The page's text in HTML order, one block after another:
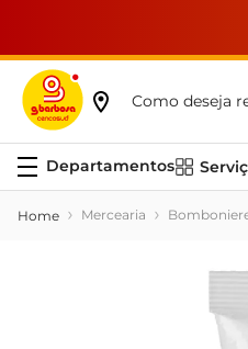
Como deseja
Mercearia